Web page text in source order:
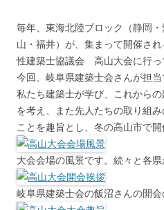
毎年、東海北陸ブロック（静岡
山・福井）が、集まって開催さ
性建築士協議会 高山大会に行っ
今回、岐阜県建築士会さんが担
私たち建築士が学び、これから
を考え、また先人たちの取り組
ことを趣旨とし、冬の高山市で開
大会会場の風景です。続々と各県
岐阜県建築士会の飯沼さんの開会